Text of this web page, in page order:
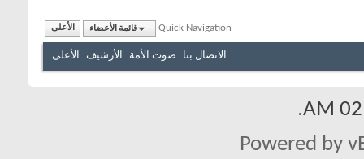
Quick Navigation قائمة الأعضاء الأعلى
الاتصال بنا صوت الأمة الأرشيف الأعلى
.
Powered by